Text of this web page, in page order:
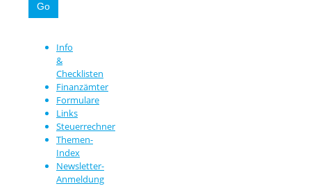
Info
&
Checklisten
Finanzämter
Formulare
Links
Steuerrechner
Themen-
Index
Newsletter-
Anmeldung